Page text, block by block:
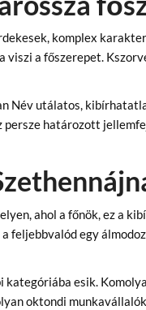
komplex
viszi a főszerepet.
Név utálatos,
persze határozott
ahol a főnök, ez a
feljebbvalód egy
esik.
oktondi